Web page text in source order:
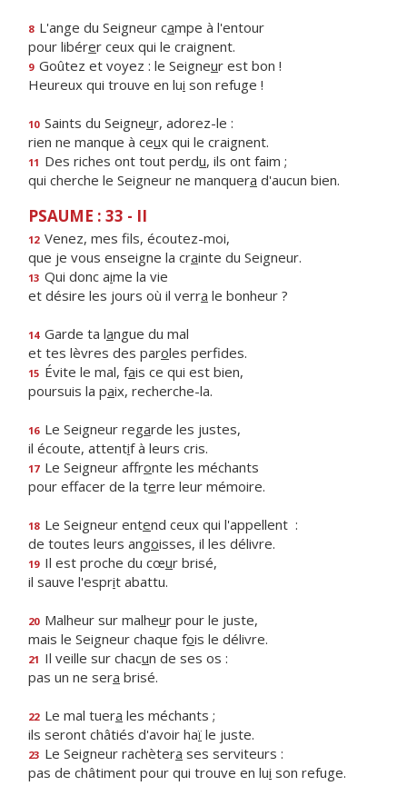
8 L'ange du Seigneur campe à l'entour
pour libérer ceux qui le craignent.
9 Goûtez et voyez : le Seigneur est bon !
Heureux qui trouve en lui son refuge !
10 Saints du Seigneur, adorez-le :
rien ne manque à ceux qui le craignent.
11 Des riches ont tout perdu, ils ont faim ;
qui cherche le Seigneur ne manquera d'aucun bien.
PSAUME : 33 - II
12 Venez, mes fls, écoutez-moi,
que je vous enseigne la crainte du Seigneur.
13 Qui donc aime la vie
et désire les jours où il verra le bonheur ?
14 Garde ta langue du mal
et tes lèvres des paroles perfides.
15 Évite le mal, fais ce qui est bien,
poursuis la paix, recherche-la.
16 Le Seigneur regarde les justes,
il écoute, attentif à leurs cris.
17 Le Seigneur affronte les méchants
pour effacer de la terre leur mémoire.
18 Le Seigneur entend ceux qui l'appellent :
de toutes leurs angoisses, il les délivre.
19 Il est proche du cœur brisé,
il sauve l'esprit abattu.
20 Malheur sur malheur pour le juste,
mais le Seigneur chaque fois le délivre.
21 Il veille sur chacun de ses os :
pas un ne sera brisé.
22 Le mal tuera les méchants ;
ils seront châtiés d'avoir haï le juste.
23 Le Seigneur rachètera ses serviteurs :
pas de châtiment pour qui trouve en lui son refuge.